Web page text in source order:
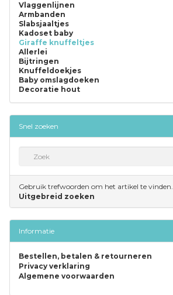
Vlaggenlijnen
Armbanden
Slabsjaaltjes
Kadoset baby
Giraffe knuffeltjes
Allerlei
Bijtringen
Knuffeldoekjes
Baby omslagdoeken
Decoratie hout
Snel zoeken
Gebruik trefwoorden om het artikel te vinden.
Uitgebreid zoeken
Informatie
Bestellen, betalen & retourneren
Privacy verklaring
Algemene voorwaarden